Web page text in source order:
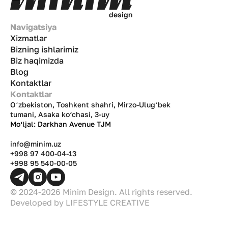
design
Navigatsiya
Xizmatlar
Bizning ishlarimiz
Biz haqimizda
Blog
Kontaktlar
Kontaktlar
Oʻzbekiston, Toshkent shahri, Mirzo-Ulugʻbek
tumani, Asaka ko‘chasi, 3-uy
Mo‘ljal: Darkhan Avenue TJM
info@minim.uz
+998 97 400-04-13
+998 95 540-00-05
© 2024-2026 Minim Design. All rights reserved.
Developed by LIFESTYLE CREATIVE